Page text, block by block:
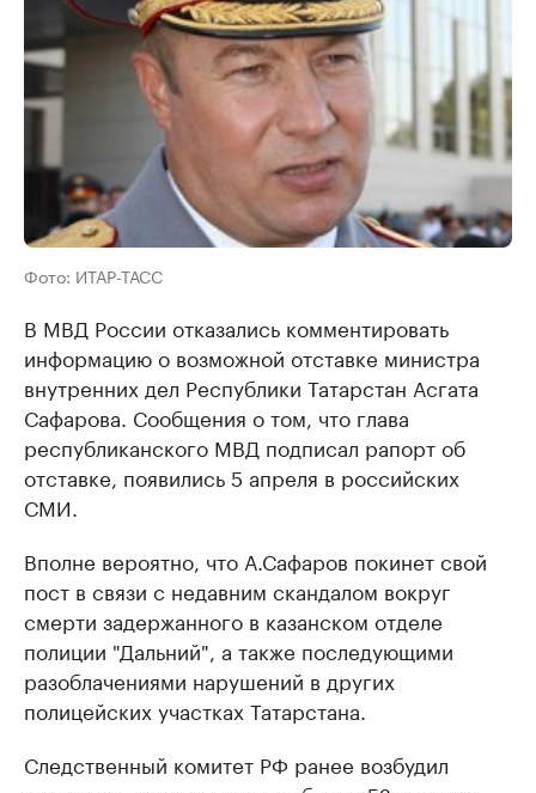
Фото: ИТАР-ТАСС
В МВД России отказались комментировать
информацию о возможной отставке министра
внутренних дел Республики Татарстан Асгата
Сафарова. Сообщения о том, что глава
республиканского МВД подписал рапорт об
отставке, появились 5 апреля в российских
СМИ.
Вполне вероятно, что А.Сафаров покинет свой
пост в связи с недавним скандалом вокруг
смерти задержанного в казанском отделе
полиции "Дальний", а также последующими
разоблачениями нарушений в других
полицейских участках Татарстана.
Следственный комитет РФ ранее возбудил